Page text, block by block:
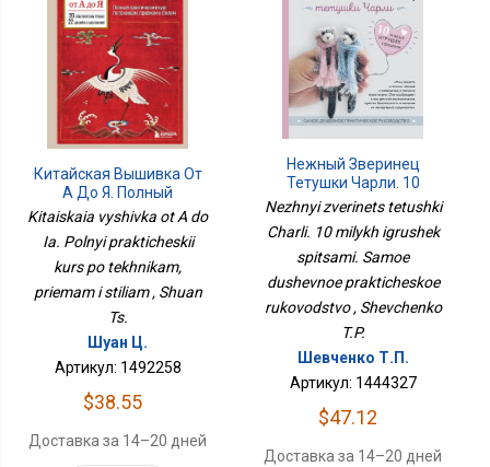
Китайская Вышивка От
А До Я. Полный
Практический Курс По
Техникам, Приемам И
Стилям
Kitaiskaia vyshivka ot A do
Ia. Polnyi prakticheskii
kurs po tekhnikam,
priemam i stiliam , Shuan
Ts.
Шуан Ц.
Артикул: 1492258
$38.55
Доставка за 14–20 дней
Нежный Зверинец
Тетушки Чарли. 10
Милых Игрушек
Спицами. Самое
Душевное
Практическое
Руководство
Nezhnyi zverinets tetushki
Charli. 10 milykh igrushek
spitsami. Samoe
dushevnoe prakticheskoe
rukovodstvo , Shevchenko
T.P.
Шевченко Т.П.
Артикул: 1444327
$47.12
Доставка за 14–20 дней